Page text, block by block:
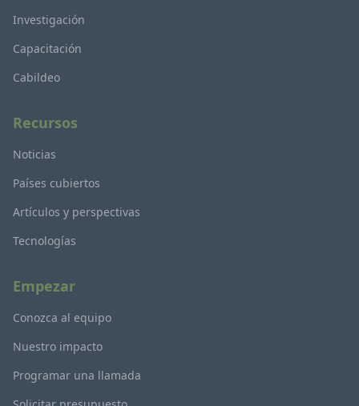
Investigación
Capacitación
Cabildeo
Recursos
Noticias
Países cubiertos
Artículos y perspectivas
Tecnologías
Empezar
Conozca al equipo
Nuestro impacto
Programar una llamada